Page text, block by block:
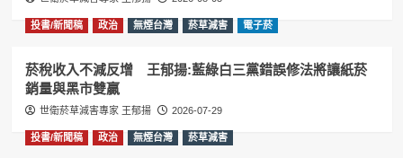
投書/新聞稿 政治 無煙台灣 菸草減害 電子菸
菸稅收入不減反增 王郁揚:藍綠白三黨錯誤修法將讓紙菸
銷量與黑市雙贏
世衛菸草減害專家 王郁揚 2026-07-29
投書/新聞稿 政治 無煙台灣 菸草減害